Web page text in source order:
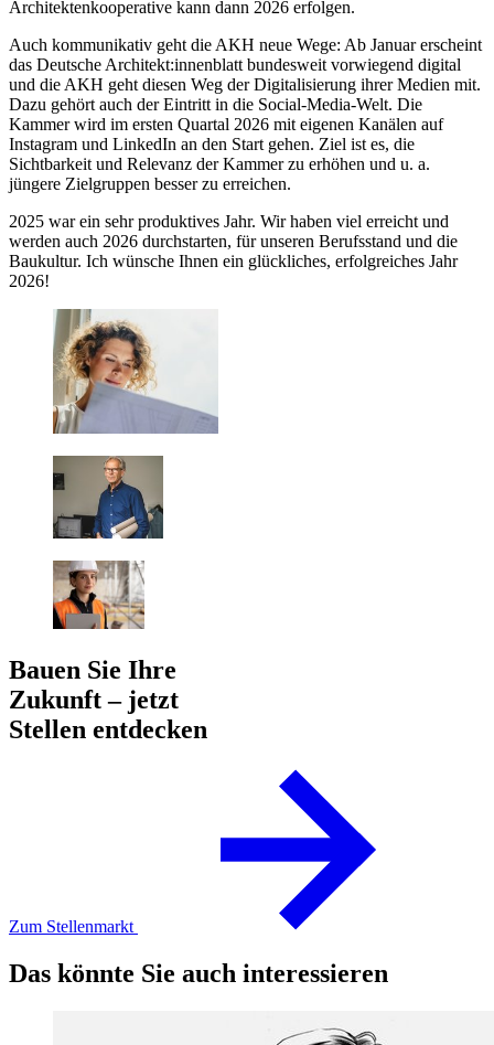
Architektenkooperative kann dann 2026 erfolgen.
Auch kommunikativ geht die AKH neue Wege: Ab Januar erscheint
das Deutsche Architekt:innenblatt bundesweit vorwiegend digital
und die AKH geht diesen Weg der Digitalisierung ihrer Medien mit.
Dazu gehört auch der Eintritt in die Social-Media-Welt. Die
Kammer wird im ersten Quartal 2026 mit eigenen Kanälen auf
Instagram und LinkedIn an den Start gehen. Ziel ist es, die
Sichtbarkeit und Relevanz der Kammer zu erhöhen und u. a.
jüngere Zielgruppen besser zu erreichen.
2025 war ein sehr produktives Jahr. Wir haben viel erreicht und
werden auch 2026 durchstarten, für unseren Berufsstand und die
Baukultur. Ich wünsche Ihnen ein glückliches, erfolgreiches Jahr
2026!
Bauen Sie Ihre
Zukunft – jetzt
Stellen entdecken
Zum Stellenmarkt
Das könnte Sie auch interessieren